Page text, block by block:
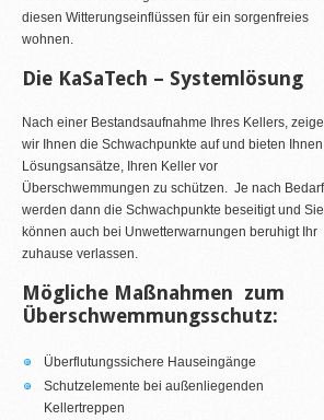
diesen Witterungseinflüssen für ein sorgenfreies
wohnen.
Die KaSaTech – Systemlösung
Nach einer Bestandsaufnahme Ihres Kellers,
wir Ihnen die Schwachpunkte auf und bieten Ihnen
Lösungsansätze, Ihren Keller vor
Überschwemmungen zu schützen. Je nach Bedarf
werden dann die Schwachpunkte beseitigt und Sie
können auch bei Unwetterwarnungen beruhigt Ihr
zuhause verlassen.
Mögliche Maßnahmen zum
Überschwemmungsschutz:
Überflutungssichere Hauseingänge
Schutzelemente bei außenliegenden
Kellertreppen